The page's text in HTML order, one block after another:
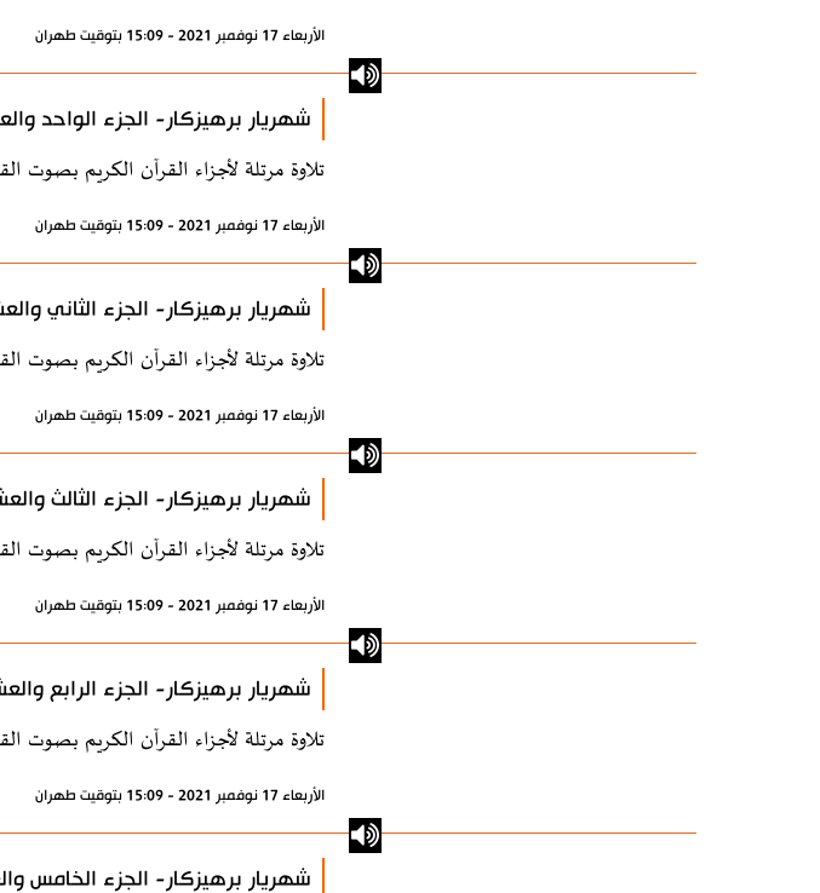
الأربعاء 17 نوفمبر 2021 - 15:09 بتوقيت طهران
شهريار برهيزكار- الجزء الواحد
تلاوة مرتلة لأجزاء القرآن الكريم بصوت
الأربعاء 17 نوفمبر 2021 - 15:09 بتوقيت طهران
شهريار برهيزكار- الجزء الثاني
تلاوة مرتلة لأجزاء القرآن الكريم بصوت
الأربعاء 17 نوفمبر 2021 - 15:09 بتوقيت طهران
شهريار برهيزكار- الجزء الثالث
تلاوة مرتلة لأجزاء القرآن الكريم بصوت
الأربعاء 17 نوفمبر 2021 - 15:09 بتوقيت طهران
شهريار برهيزكار- الجزء الرابع
تلاوة مرتلة لأجزاء القرآن الكريم بصوت
الأربعاء 17 نوفمبر 2021 - 15:09 بتوقيت طهران
شهريار برهيزكار- الجزء الخامس